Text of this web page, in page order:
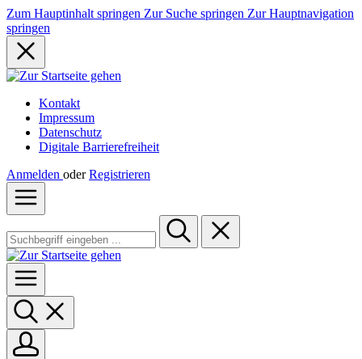
Zum Hauptinhalt springen Zur Suche springen Zur Hauptnavigation
springen
Kontakt
Impressum
Datenschutz
Digitale Barrierefreiheit
Anmelden oder Registrieren